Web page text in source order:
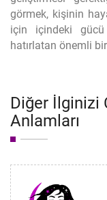
görmek, kişinin
için içindeki gücü
hatırlatan önemli
Diğer İlginizi
Anlamları